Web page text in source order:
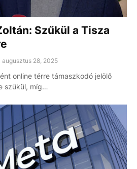
Szűkül a Tisza
augusztus 28, 2025
online térre támaszkodó jelölő
szűkül, míg…